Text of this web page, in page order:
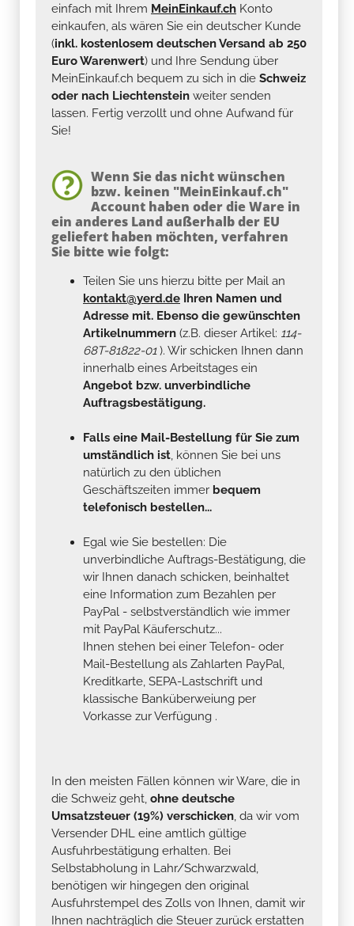
einfach mit Ihrem MeinEinkauf.ch Konto
einkaufen, als wären Sie ein deutscher Kunde
(inkl. kostenlosem deutschen Versand ab 250
Euro Warenwert) und Ihre Sendung über
MeinEinkauf.ch bequem zu sich in die Schweiz
oder nach Liechtenstein weiter senden
lassen. Fertig verzollt und ohne Aufwand für
Sie!
Wenn Sie das nicht wünschen
bzw. keinen "MeinEinkauf.ch"
Account haben oder die Ware in
ein anderes Land außerhalb der EU
geliefert haben möchten, verfahren
Sie bitte wie folgt:
Teilen Sie uns hierzu bitte per Mail an
kontakt@yerd.de Ihren Namen und
Adresse mit. Ebenso die gewünschten
Artikelnummern (z.B. dieser Artikel: 114-
68T-81822-01). Wir schicken Ihnen dann
innerhalb eines Arbeitstages ein
Angebot bzw. unverbindliche
Auftragsbestätigung.
Falls eine Mail-Bestellung für Sie zum
umständlich ist, können Sie bei uns
natürlich zu den üblichen
Geschäftszeiten immer bequem
telefonisch bestellen...
Egal wie Sie bestellen: Die
unverbindliche Auftrags-Bestätigung, die
wir Ihnen danach schicken, beinhaltet
eine Information zum Bezahlen per
PayPal - selbstverständlich wie immer
mit PayPal Käuferschutz...
Ihnen stehen bei einer Telefon- oder
Mail-Bestellung als Zahlarten PayPal,
Kreditkarte, SEPA-Lastschrift und
klassische Banküberweiung per
Vorkasse zur Verfügung .
In den meisten Fällen können wir Ware, die in
die Schweiz geht, ohne deutsche
Umsatzsteuer (19%) verschicken, da wir vom
Versender DHL eine amtlich gültige
Ausfuhrbestätigung erhalten. Bei
Selbstabholung in Lahr/Schwarzwald,
benötigen wir hingegen den original
Ausfuhrstempel des Zolls von Ihnen, damit wir
Ihnen nachträglich die Steuer zurück erstatten